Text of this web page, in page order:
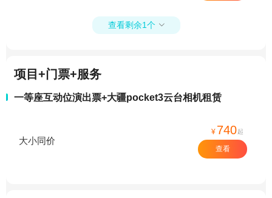
查看剩余1个 
项目+门票+服务
一等座互动位演出票+大疆pocket3云台相机租赁
大小同价
¥ 740起
查看